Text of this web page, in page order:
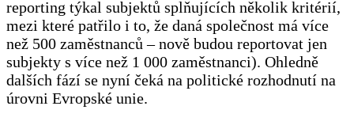
reporting týkal subjektů splňujících několik kritérií,
mezi které patřilo i to, že daná společnost má více
než 500 zaměstnanců – nově budou reportovat jen
subjekty s více než 1 000 zaměstnanci). Ohledně
dalších fází se nyní čeká na politické rozhodnutí na
úrovni Evropské unie.